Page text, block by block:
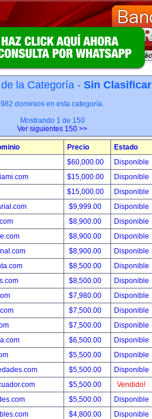
la Categoría - Sin Clasificar
982 dominios en esta categoría.
Mostrando 1 de 150
Ver siguientes 150 >>
Precio
Estado
$60,000.00
Disponible
$15,000.00
Disponible
$15,000.00
Disponible
$9,999.00
Disponible
$8,900.00
Disponible
$8,900.00
Disponible
$8,900.00
Disponible
$8,500.00
Disponible
$8,500.00
Disponible
$7,980.00
Disponible
$7,500.00
Disponible
$7,500.00
Disponible
$6,500.00
Disponible
$5,500.00
Disponible
$5,500.00
Disponible
$5,500.00
Vendido!
$5,500.00
Disponible
$4,800.00
Disponible